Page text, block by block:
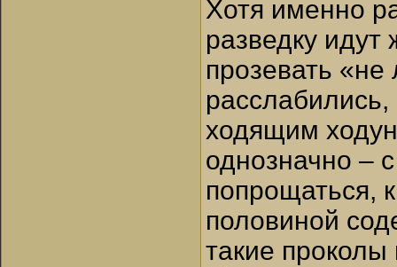
Хотя именно
разведку
прозевать «не
расслабились,
ходящим
однозначно –
попрощаться,
половиной
такие